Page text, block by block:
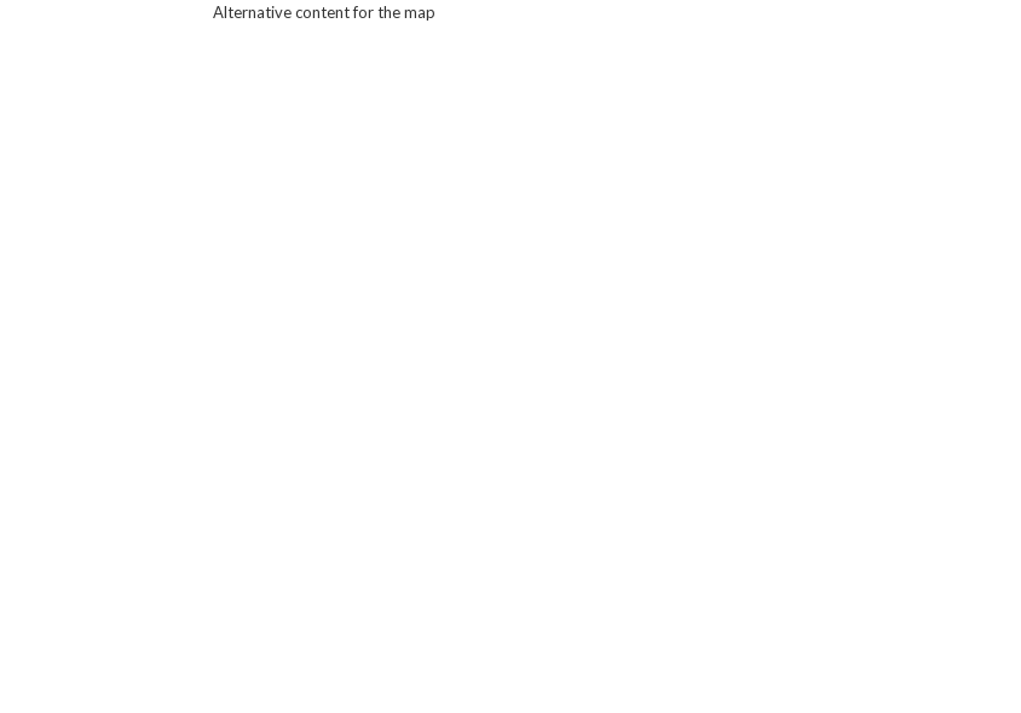
Alternative content for the map